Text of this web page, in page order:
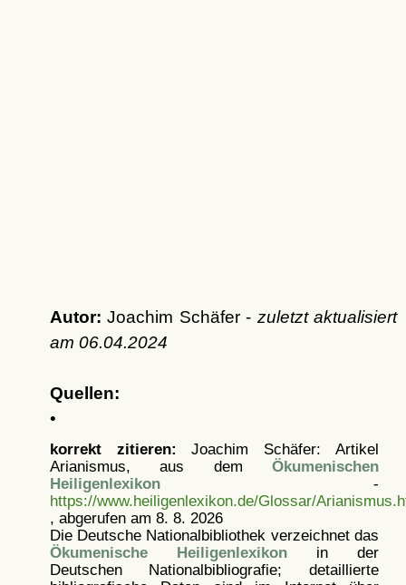
Autor: Joachim Schäfer - zuletzt aktualisiert
am 06.04.2024
Quellen:
•
korrekt zitieren: Joachim Schäfer: Artikel
Arianismus, aus dem Ökumenischen
Heiligenlexikon-
https://www.heiligenlexikon.de/Glossar/
, abgerufen am 8. 8. 2026
Die Deutsche Nationalbibliothek verzeichnet das
Ökumenische Heiligenlexikonin der
Deutschen Nationalbibliografie; detaillierte